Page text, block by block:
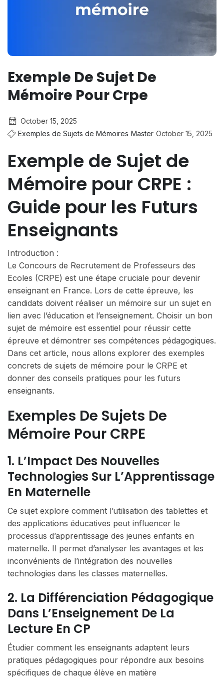
Exemple De Sujet De
Mémoire Pour Crpe
October 15, 2025
Exemples de Sujets de Mémoires Master October 15, 2025
Exemple de Sujet de
Mémoire pour CRPE :
Guide pour les Futurs
Enseignants
Introduction :
Le Concours de Recrutement de Professeurs des
Ecoles (CRPE) est une étape cruciale pour devenir
enseignant en France. Lors de cette épreuve, les
candidats doivent réaliser un mémoire sur un sujet en
lien avec l’éducation et l’enseignement. Choisir un bon
sujet de mémoire est essentiel pour réussir cette
épreuve et démontrer ses compétences pédagogiques.
Dans cet article, nous allons explorer des exemples
concrets de sujets de mémoire pour le CRPE et
donner des conseils pratiques pour les futurs
enseignants.
Exemples De Sujets De
Mémoire Pour CRPE
1. L’Impact Des Nouvelles
Technologies Sur L’Apprentissage
En Maternelle
Ce sujet explore comment l’utilisation des tablettes et
des applications éducatives peut influencer le
processus d’apprentissage des jeunes enfants en
maternelle. Il permet d’analyser les avantages et les
inconvénients de l’intégration des nouvelles
technologies dans les classes maternelles.
2. La Différenciation Pédagogique
Dans L’Enseignement De La
Lecture En CP
Étudier comment les enseignants adaptent leurs
pratiques pédagogiques pour répondre aux besoins
spécifiques de chaque élève en matière